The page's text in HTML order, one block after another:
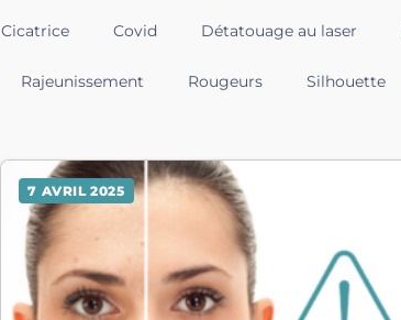
Cicatrice Covid Détatouage au laser
Rajeunissement Rougeurs Silhouette
7 AVRIL 2025